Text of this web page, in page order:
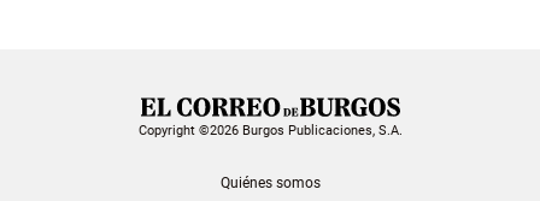
Copyright ©2026 Burgos Publicaciones, S.A.
Quiénes somos